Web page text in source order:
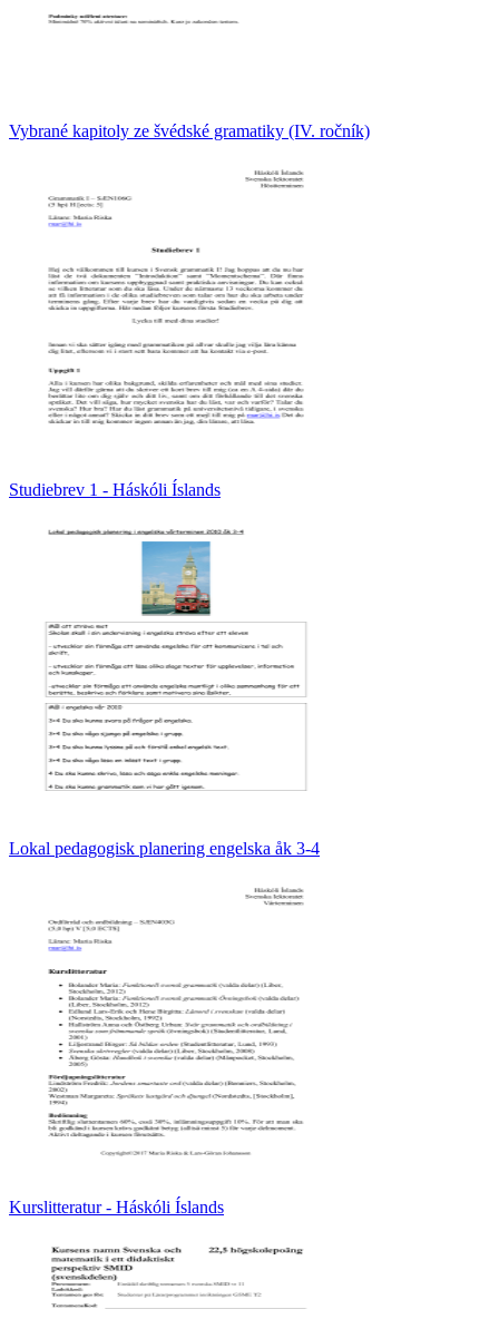
Vybrané kapitoly ze švédské gramatiky (IV. ročník)
Studiebrev 1 - Háskóli Íslands
Lokal pedagogisk planering engelska åk 3-4
Kurslitteratur - Háskóli Íslands